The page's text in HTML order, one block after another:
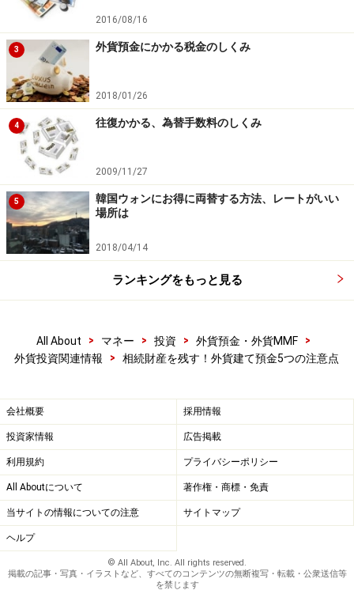
2016/08/16
3 外貨預金にかかる税金のしくみ
2018/01/26
4 往復かかる、為替手数料のしくみ
2009/11/27
5
韓国ウォンにお得に両替する方法、レートがいい
場所は
2018/04/14
ランキングをもっと見る
All About > マネー > 投資 > 外貨預金・外貨MMF
>
外貨投資関連情報
> 相続財産を残す！外貨建て預金5つの注意点
会社概要 採用情報
投資家情報 広告掲載
利用規約 プライバシーポリシー
All Aboutについて 著作権・商標・免責
当サイトの情報についての注意 サイトマップ
ヘルプ
© All About, Inc. All rights reserved.
掲載の記事・写真・イラストなど、すべてのコンテンツの無断複写・転載・公衆送信等
を禁じます